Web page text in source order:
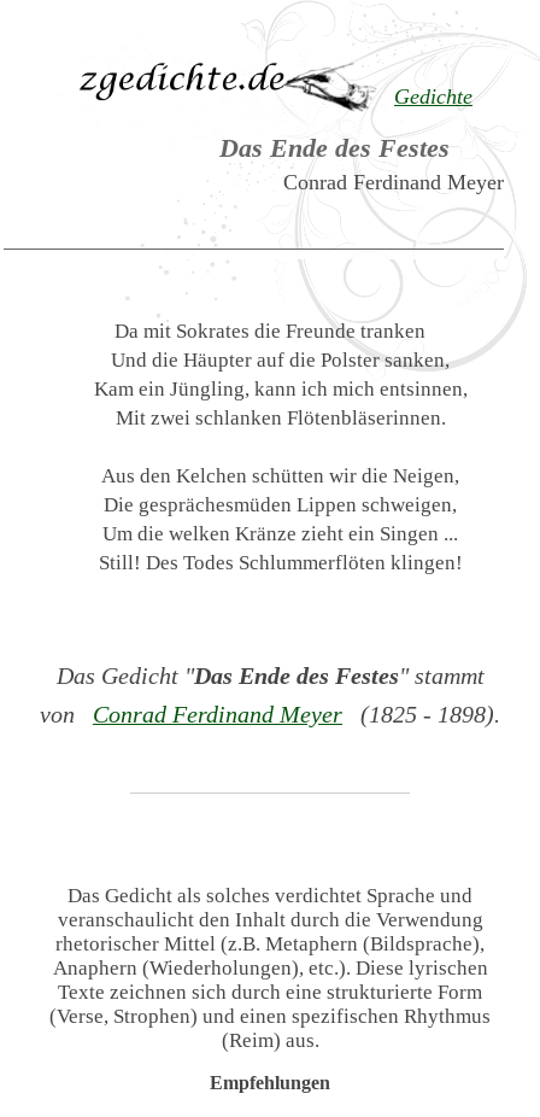
Gedichte
Das Ende des Festes
Conrad Ferdinand Meyer
Da mit Sokrates die Freunde tranken
Und die Häupter auf die Polster sanken,
Kam ein Jüngling, kann ich mich entsinnen,
Mit zwei schlanken Flötenbläserinnen.
Aus den Kelchen schütten wir die Neigen,
Die gesprächesmüden Lippen schweigen,
Um die welken Kränze zieht ein Singen ...
Still! Des Todes Schlummerflöten klingen!
Das Gedicht "Das Ende des Festes" stammt
von
Conrad Ferdinand Meyer (1825 - 1898).
Das Gedicht als solches verdichtet Sprache und
veranschaulicht den Inhalt durch die Verwendung
rhetorischer Mittel (z.B. Metaphern (Bildsprache),
Anaphern (Wiederholungen), etc.). Diese lyrischen
Texte zeichnen sich durch eine strukturierte Form
(Verse, Strophen) und einen spezifischen Rhythmus
(Reim) aus.
Empfehlungen